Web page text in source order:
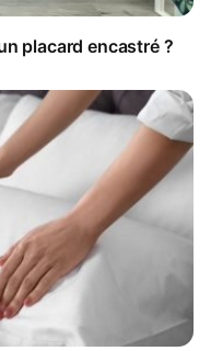
placard encastré ?